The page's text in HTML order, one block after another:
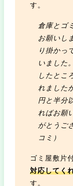
す。
倉庫とゴ
お願いし
り掛かっ
いました
したとこ
れました
円と半分
ればお願
がとうご
コミ）
ゴミ屋敷片
対応してく
す。